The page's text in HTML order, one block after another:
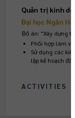
Quản trị kinh
Đại học Ngân
Đồ án: "Xây dựng
Phối hợp làm
Sử dụng các
lập kế hoạch
ACTIVITIES